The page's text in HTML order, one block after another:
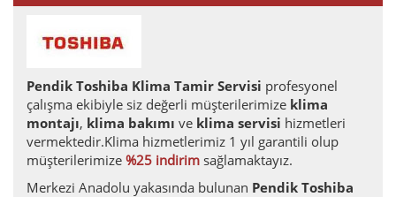
Pendik Toshiba Klima Tamir Servisi profesyonel
çalışma ekibiyle siz değerli müşterilerimize klima
montajı, klima bakımı ve klima servisi hizmetleri
vermektedir.Klima hizmetlerimiz 1 yıl garantili olup
müşterilerimize %25 indirim sağlamaktayız.
Merkezi Anadolu yakasında bulunan Pendik Toshiba